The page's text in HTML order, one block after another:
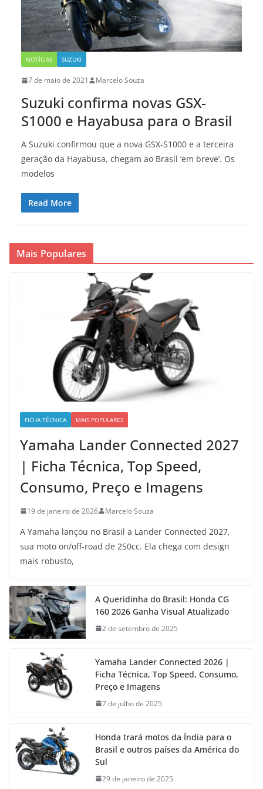
NOTÍCIAS SUZUKI
7 de maio de 2021 Marcelo Souza
Suzuki confirma novas GSX-
S1000 e Hayabusa para o Brasil
A Suzuki confirmou que a nova GSX-S1000 e a terceira
geração da Hayabusa, chegam ao Brasil ‘em breve’. Os
modelos
Read More
Mais Populares
FICHA TÉCNICA MAIS POPULARES
Yamaha Lander Connected 2027
| Ficha Técnica, Top Speed,
Consumo, Preço e Imagens
19 de janeiro de 2026 Marcelo Souza
A Yamaha lançou no Brasil a Lander Connected 2027,
sua moto on/off-road de 250cc. Ela chega com design
mais robusto,
A Queridinha do Brasil: Honda CG
160 2026 Ganha Visual Atualizado
2 de setembro de 2025
Yamaha Lander Connected 2026 |
Ficha Técnica, Top Speed, Consumo,
Preço e Imagens
7 de julho de 2025
Honda trará motos da Índia para o
Brasil e outros países da América do
Sul
29 de janeiro de 2025